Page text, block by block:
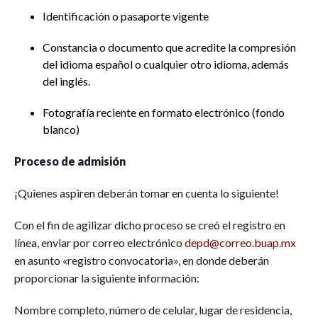
Identificación o pasaporte vigente
Constancia o documento que acredite la compresión
del idioma español o cualquier otro idioma, además
del inglés.
Fotografía reciente en formato electrónico (fondo
blanco)
Proceso de admisión
¡Quienes aspiren deberán tomar en cuenta lo siguiente!
Con el fin de agilizar dicho proceso se creó el registro en
línea, enviar por correo electrónico depd@correo.buap.mx
en asunto «registro convocatoria», en donde deberán
proporcionar la siguiente información:
Nombre completo, número de celular, lugar de residencia,